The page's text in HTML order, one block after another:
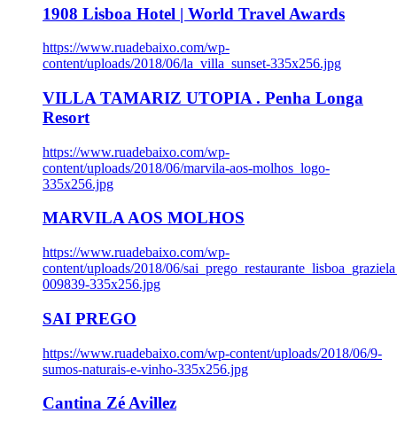
1908 Lisboa Hotel | World Travel Awards
https://www.ruadebaixo.com/wp-
content/uploads/2018/06/la_villa_sunset-335x256.jpg
VILLA TAMARIZ UTOPIA . Penha Longa
Resort
https://www.ruadebaixo.com/wp-
content/uploads/2018/06/marvila-aos-molhos_logo-
335x256.jpg
MARVILA AOS MOLHOS
https://www.ruadebaixo.com/wp-
content/uploads/2018/06/
009839-335x256.jpg
SAI PREGO
https://www.ruadebaixo.com/wp-content/uploads/2018/06/9-
sumos-naturais-e-vinho-335x256.jpg
Cantina Zé Avillez